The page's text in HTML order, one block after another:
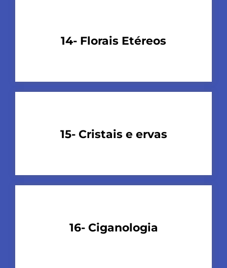
14- Florais Etéreos
15- Cristais e ervas
16- Ciganologia